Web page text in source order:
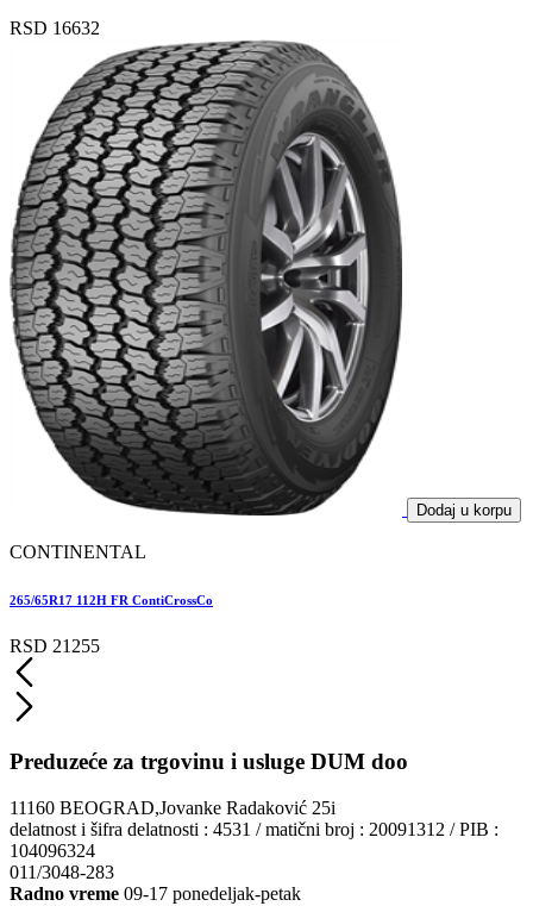
RSD 16632
Dodaj u korpu
CONTINENTAL
265/65R17 112H FR ContiCrossCo
RSD 21255
Preduzeće za trgovinu i usluge DUM doo
11160 BEOGRAD,Jovanke Radaković 25i
delatnost i šifra delatnosti : 4531 / matični broj : 20091312 / PIB :
104096324
011/3048-283
Radno vreme 09-17 ponedeljak-petak